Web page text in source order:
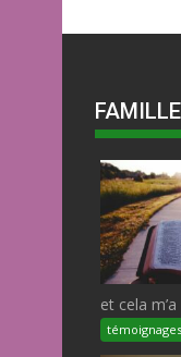
et cela
témoignages